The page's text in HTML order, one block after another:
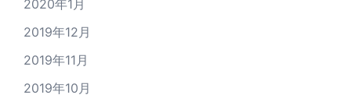
2020年1月
2019年12月
2019年11月
2019年10月